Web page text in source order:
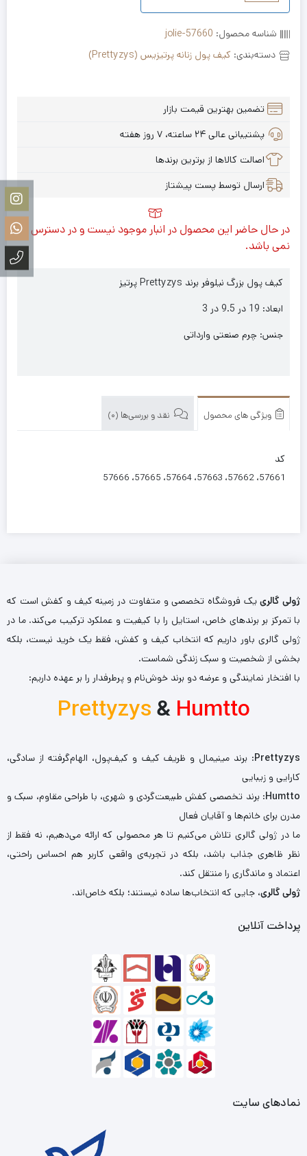
شناسه محصول: jolie-57660
دسته‌بندی: کیف پول زنانه پرتیزیس (Prettyzys)
تضمین بهترین قیمت بازار
پشتیبانی عالی ۲۴ ساعته، ۷ روز هفته
اصالت کالاها از برترین برندها
ارسال توسط پست پیشتاز
در حال حاضر این محصول در انبار موجود نیست و در دسترس
نمی باشد.
کیف پول بزرگ نیلوفر برند Prettyzys پرتیز
ابعاد: 19 در 9.5 در 3
جنس: چرم صنعتی وارداتی
ویژگی های محصول نقد و بررسی‌ها (0)
کد
57661، 57662، 57663، 57664، 57665، 57666
ژولی گالرییک فروشگاه تخصصی و متفاوت در زمینه کیف و کفش است که
با تمرکز بر برندهای خاص، استایل را با کیفیت و عملکرد ترکیب می‌کند. ما در
ژولی گالری باور داریم که انتخاب کیف و کفش، فقط یک خرید نیست، بلکه
بخشی از شخصیت و سبک زندگی شماست.
با افتخار نمایندگی و عرضه دو برند خوش‌نام و پرطرفدار را بر عهده داریم:
Prettyzys& Humtto
Prettyzys: برند مینیمال و ظریف کیف و کیف‌پول، الهام‌گرفته از سادگی،
کارایی و زیبایی
Humtto: برند تخصصی کفش طبیعت‌گردی و شهری، با طراحی مقاوم، سبک و
مدرن برای خانم‌ها و آقایان فعال
ما در ژولی گالری تلاش می‌کنیم تا هر محصولی که ارائه می‌دهیم، نه فقط از
نظر ظاهری جذاب باشد، بلکه در تجربه‌ی واقعی کاربر هم احساس راحتی،
اعتماد و ماندگاری را منتقل کند.
ژولی گالری، جایی که انتخاب‌ها ساده نیستند؛ بلکه خاص‌اند.
پرداخت آنلاین
نمادهای سایت